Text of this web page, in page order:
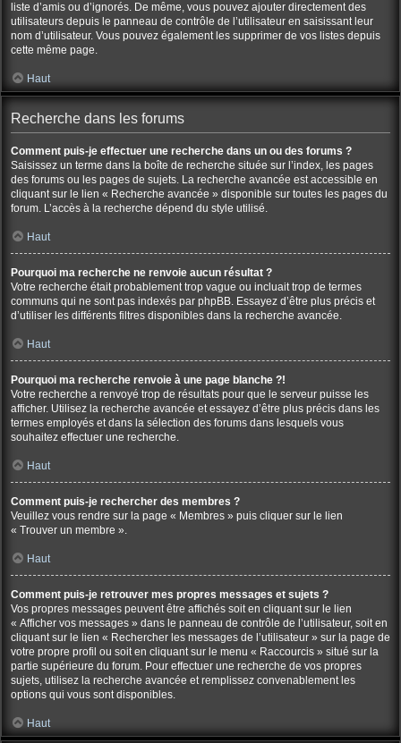
liste d’amis ou d’ignorés. De même, vous pouvez ajouter directement des
utilisateurs depuis le panneau de contrôle de l’utilisateur en saisissant leur
nom d’utilisateur. Vous pouvez également les supprimer de vos listes depuis
cette même page.
Haut
Recherche dans les forums
Comment puis-je effectuer une recherche dans un ou des forums ?
Saisissez un terme dans la boîte de recherche située sur l’index, les pages
des forums ou les pages de sujets. La recherche avancée est accessible en
cliquant sur le lien « Recherche avancée » disponible sur toutes les pages du
forum. L’accès à la recherche dépend du style utilisé.
Haut
Pourquoi ma recherche ne renvoie aucun résultat ?
Votre recherche était probablement trop vague ou incluait trop de termes
communs qui ne sont pas indexés par phpBB. Essayez d’être plus précis et
d’utiliser les différents filtres disponibles dans la recherche avancée.
Haut
Pourquoi ma recherche renvoie à une page blanche ?!
Votre recherche a renvoyé trop de résultats pour que le serveur puisse les
afficher. Utilisez la recherche avancée et essayez d’être plus précis dans les
termes employés et dans la sélection des forums dans lesquels vous
souhaitez effectuer une recherche.
Haut
Comment puis-je rechercher des membres ?
Veuillez vous rendre sur la page « Membres » puis cliquer sur le lien
« Trouver un membre ».
Haut
Comment puis-je retrouver mes propres messages et sujets ?
Vos propres messages peuvent être affichés soit en cliquant sur le lien
« Afficher vos messages » dans le panneau de contrôle de l’utilisateur, soit en
cliquant sur le lien « Rechercher les messages de l’utilisateur » sur la page de
votre propre profil ou soit en cliquant sur le menu « Raccourcis » situé sur la
partie supérieure du forum. Pour effectuer une recherche de vos propres
sujets, utilisez la recherche avancée et remplissez convenablement les
options qui vous sont disponibles.
Haut